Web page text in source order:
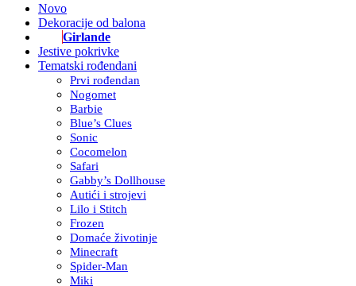
Novo
Dekoracije od balona
Girlande
Jestive pokrivke
Tematski rođendani
Prvi rođendan
Nogomet
Barbie
Blue’s Clues
Sonic
Cocomelon
Safari
Gabby’s Dollhouse
Autići i strojevi
Lilo i Stitch
Frozen
Domaće životinje
Minecraft
Spider-Man
Miki